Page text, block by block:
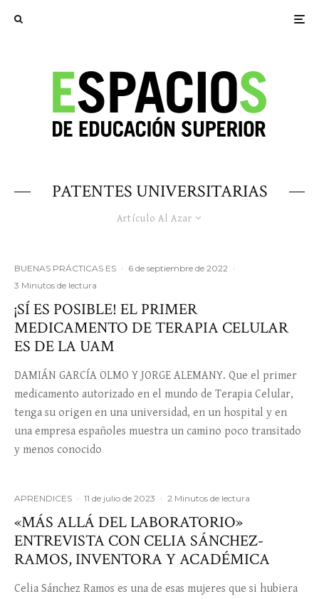
PATENTES UNIVERSITARIAS
Artículo Al Azar
BUENAS PRÁCTICAS ES · 6 de septiembre de 2022 ·
3 Minutos de lectura
¡SÍ ES POSIBLE! EL PRIMER
MEDICAMENTO DE TERAPIA CELULAR
ES DE LA UAM
DAMIÁN GARCÍA OLMO Y JORGE ALEMANY. Que el primer
medicamento autorizado en el mundo de Terapia Celular,
tenga su origen en una universidad, en un hospital y en
una empresa españoles muestra un camino poco transitado
y menos conocido
APRENDICES · 11 de julio de 2023 · 2 Minutos de lectura
«MÁS ALLÁ DEL LABORATORIO»
ENTREVISTA CON CELIA SÁNCHEZ-
RAMOS, INVENTORA Y ACADÉMICA
Celia Sánchez Ramos es una de esas mujeres que si hubiera